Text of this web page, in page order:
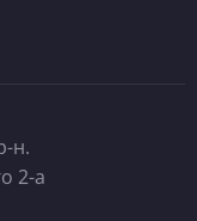
н.
2-а